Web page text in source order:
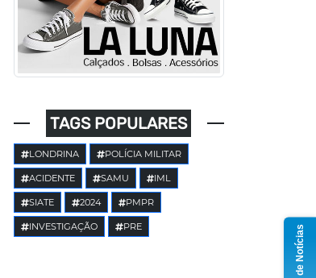
TAGS POPULARES
LONDRINA POLÍCIA MILITAR
ACIDENTE SAMU IML
SIATE 2024 PMPR
INVESTIGAÇÃO PRE